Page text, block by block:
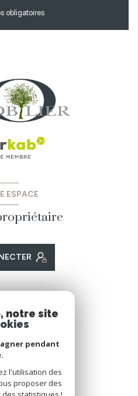
obligatoires
ESPACE
notre site
pendant
l'utilisation des
proposer des